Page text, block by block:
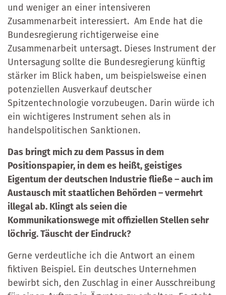
und weniger an einer intensiveren
Zusammenarbeit interessiert. Am Ende hat die
Bundesregierung richtigerweise eine
Zusammenarbeit untersagt. Dieses Instrument der
Untersagung sollte die Bundesregierung künftig
stärker im Blick haben, um beispielsweise einen
potenziellen Ausverkauf deutscher
Spitzentechnologie vorzubeugen. Darin würde ich
ein wichtigeres Instrument sehen als in
handelspolitischen Sanktionen.
Das bringt mich zu dem Passus in dem
Positionspapier, in dem es heißt, geistiges
Eigentum der deutschen Industrie fließe – auch im
Austausch mit staatlichen Behörden – vermehrt
illegal ab. Klingt als seien die
Kommunikationswege mit offiziellen Stellen sehr
löchrig. Täuscht der Eindruck?
Gerne verdeutliche ich die Antwort an einem
fiktiven Beispiel. Ein deutsches Unternehmen
bewirbt sich, den Zuschlag in einer Ausschreibung